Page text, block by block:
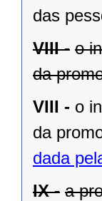
das
VIII - o
da
VIII - o
da
dada
IX - a